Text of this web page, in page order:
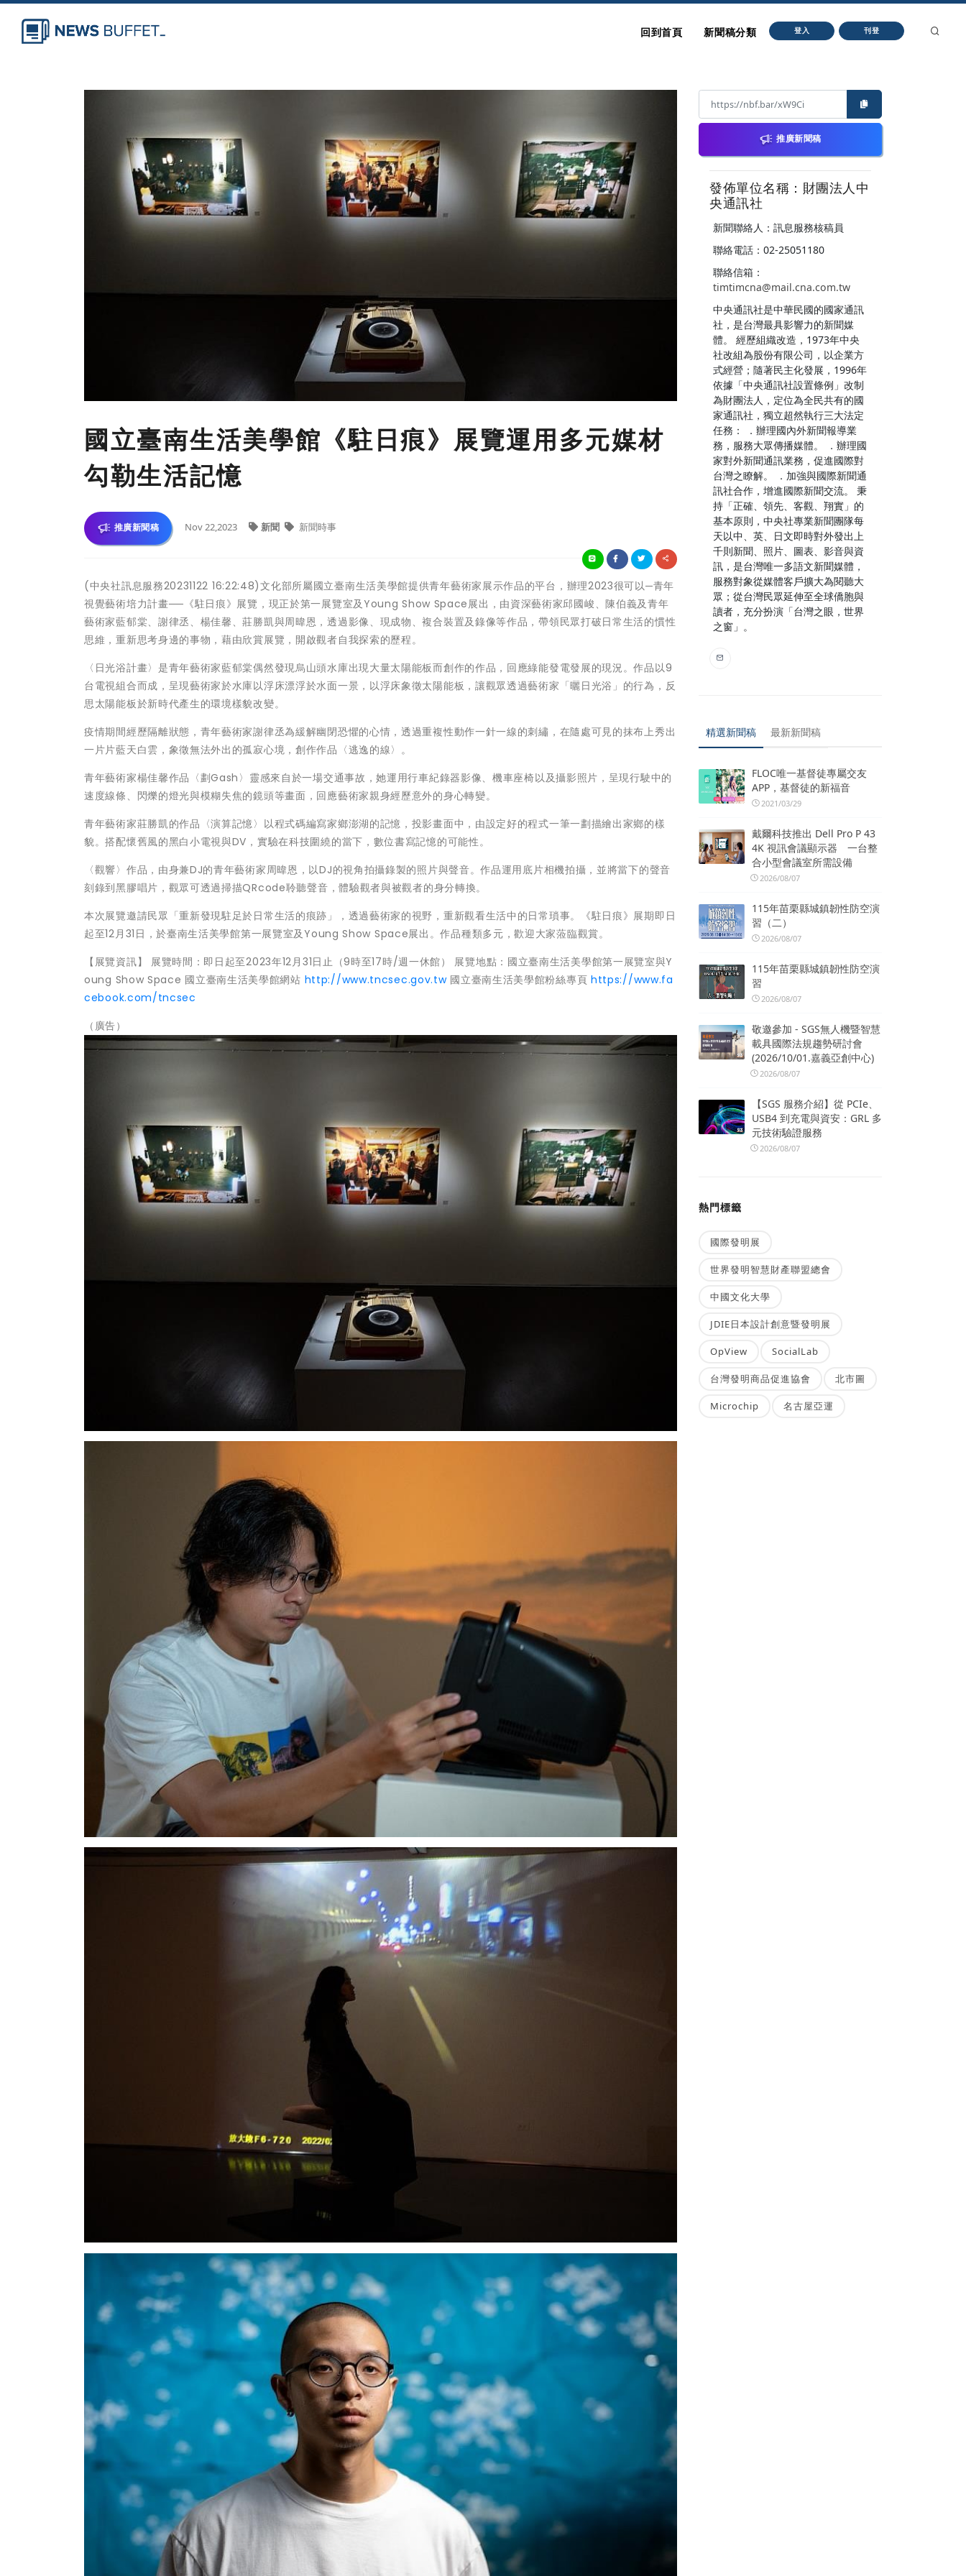
回到首頁 新聞稿分類 登入 刊登
國立臺南生活美學館《駐日痕》展覽運用多元媒材
勾勒生活記憶
推廣新聞稿 Nov 22,2023 新聞 新聞時事
(中央社訊息服務20231122 16:22:48)文化部所屬國立臺南生活美學館提供青年藝術家展示作品的平台，辦理2023很可以─青年
視覺藝術培力計畫──《駐日痕》展覽，現正於第一展覽室及Young Show Space展出，由資深藝術家邱國峻、陳伯義及青年
藝術家藍郁棠、謝律丞、楊佳馨、莊勝凱與周暐恩，透過影像、現成物、複合裝置及錄像等作品，帶領民眾打破日常生活的慣性
思維，重新思考身邊的事物，藉由欣賞展覽，開啟觀者自我探索的歷程。
〈日光浴計畫〉是青年藝術家藍郁棠偶然發現烏山頭水庫出現大量太陽能板而創作的作品，回應綠能發電發展的現況。作品以9
台電視組合而成，呈現藝術家於水庫以浮床漂浮於水面一景，以浮床象徵太陽能板，讓觀眾透過藝術家「曬日光浴」的行為，反
思太陽能板於新時代產生的環境樣貌改變。
疫情期間經歷隔離狀態，青年藝術家謝律丞為緩解幽閉恐懼的心情，透過重複性動作一針一線的刺繡，在隨處可見的抹布上秀出
一片片藍天白雲，象徵無法外出的孤寂心境，創作作品〈逃逸的線〉。
青年藝術家楊佳馨作品〈劃Gash〉靈感來自於一場交通事故，她運用行車紀錄器影像、機車座椅以及攝影照片，呈現行駛中的
速度線條、閃爍的燈光與模糊失焦的鏡頭等畫面，回應藝術家親身經歷意外的身心轉變。
青年藝術家莊勝凱的作品〈演算記憶〉以程式碼編寫家鄉澎湖的記憶，投影畫面中，由設定好的程式一筆一劃描繪出家鄉的樣
貌。搭配懷舊風的黑白小電視與DV，實驗在科技圍繞的當下，數位書寫記憶的可能性。
〈觀響〉作品，由身兼DJ的青年藝術家周暐恩，以DJ的視角拍攝錄製的照片與聲音。作品運用底片相機拍攝，並將當下的聲音
刻錄到黑膠唱片，觀眾可透過掃描QRcode聆聽聲音，體驗觀者與被觀者的身分轉換。
本次展覽邀請民眾「重新發現駐足於日常生活的痕跡」，透過藝術家的視野，重新觀看生活中的日常瑣事。《駐日痕》展期即日
起至12月31日，於臺南生活美學館第一展覽室及Young Show Space展出。作品種類多元，歡迎大家蒞臨觀賞。
【展覽資訊】 展覽時間：即日起至2023年12月31日止（9時至17時/週一休館） 展覽地點：國立臺南生活美學館第一展覽室與Y
oung Show Space 國立臺南生活美學館網站 http://www.tncsec.gov.tw國立臺南生活美學館粉絲專頁 https://www.fa
cebook.com/tncsec
（廣告）
推廣新聞稿
發佈單位名稱：財團法人中
央通訊社
新聞聯絡人：訊息服務核稿員
聯絡電話：02-25051180
聯絡信箱：
timtimcna@mail.cna.com.tw
中央通訊社是中華民國的國家通訊
社，是台灣最具影響力的新聞媒
體。 經歷組織改造，1973年中央
社改組為股份有限公司，以企業方
式經營；隨著民主化發展，1996年
依據「中央通訊社設置條例」改制
為財團法人，定位為全民共有的國
家通訊社，獨立超然執行三大法定
任務： ．辦理國內外新聞報導業
務，服務大眾傳播媒體。 ．辦理國
家對外新聞通訊業務，促進國際對
台灣之瞭解。 ．加強與國際新聞通
訊社合作，增進國際新聞交流。 秉
持「正確、領先、客觀、翔實」的
基本原則，中央社專業新聞團隊每
天以中、英、日文即時對外發出上
千則新聞、照片、圖表、影音與資
訊，是台灣唯一多語文新聞媒體，
服務對象從媒體客戶擴大為閱聽大
眾；從台灣民眾延伸至全球僑胞與
讀者，充分扮演「台灣之眼，世界
之窗」。
精選新聞稿 最新新聞稿
FLOC唯一基督徒專屬交友
APP，基督徒的新福音
2021/03/29
戴爾科技推出 Dell Pro P 43
4K 視訊會議顯示器 一台整
合小型會議室所需設備
2026/08/07
115年苗栗縣城鎮韌性防空演
習（二）
2026/08/07
115年苗栗縣城鎮韌性防空演
習
2026/08/07
敬邀參加 - SGS無人機暨智慧
載具國際法規趨勢研討會
(2026/10/01.嘉義亞創中心)
2026/08/07
【SGS 服務介紹】從 PCIe、
USB4 到充電與資安：GRL 多
元技術驗證服務
2026/08/07
熱門標籤
國際發明展
世界發明智慧財產聯盟總會
中國文化大學
JDIE日本設計創意暨發明展
OpView SocialLab
台灣發明商品促進協會 北市圖
Microchip 名古屋亞運